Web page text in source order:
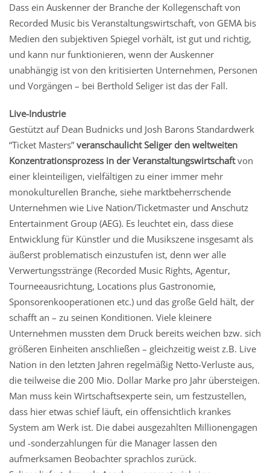
Dass ein Auskenner der Branche der Kollegenschaft von
Recorded Music bis Veranstaltungswirtschaft, von GEMA bis
Medien den subjektiven Spiegel vorhält, ist gut und richtig,
und kann nur funktionieren, wenn der Auskenner
unabhängig ist von den kritisierten Unternehmen, Personen
und Vorgängen – bei Berthold Seliger ist das der Fall.
Live-Industrie
Gestützt auf Dean Budnicks und Josh Barons Standardwerk
“Ticket Masters” veranschaulicht Seliger den weltweiten
Konzentrationsprozess in der Veranstaltungswirtschaftvon
einer kleinteiligen, vielfältigen zu einer immer mehr
monokulturellen Branche, siehe marktbeherrschende
Unternehmen wie Live Nation/Ticketmaster und Anschutz
Entertainment Group (AEG). Es leuchtet ein, dass diese
Entwicklung für Künstler und die Musikszene insgesamt als
äußerst problematisch einzustufen ist, denn wer alle
Verwertungsstränge (Recorded Music Rights, Agentur,
Tourneeausrichtung, Locations plus Gastronomie,
Sponsorenkooperationen etc.) und das große Geld hält, der
schafft an – zu seinen Konditionen. Viele kleinere
Unternehmen mussten dem Druck bereits weichen bzw. sich
größeren Einheiten anschließen – gleichzeitig weist z.B. Live
Nation in den letzten Jahren regelmäßig Netto-Verluste aus,
die teilweise die 200 Mio. Dollar Marke pro Jahr übersteigen.
Man muss kein Wirtschaftsexperte sein, um festzustellen,
dass hier etwas schief läuft, ein offensichtlich krankes
System am Werk ist. Die dabei ausgezahlten Millionengagen
und -sonderzahlungen für die Manager lassen den
aufmerksamen Beobachter sprachlos zurück.